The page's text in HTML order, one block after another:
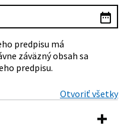
predpisu má
záväzný obsah sa
predpisu.
Otvoriť všetky